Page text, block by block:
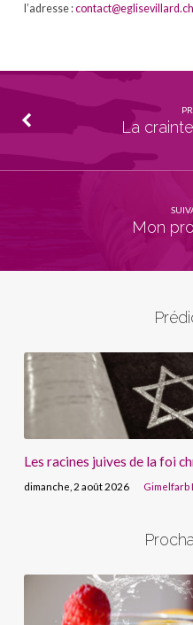
l’adresse :contact@eglisevillard.ch
La
Mon
Les racines juives de la foi
dimanche, 2 août 2026 Gimelfarb